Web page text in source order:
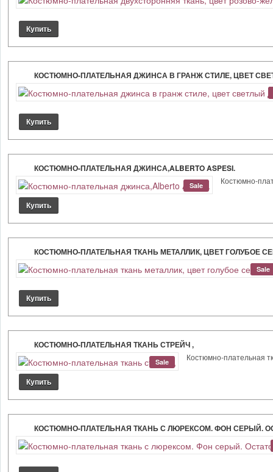
КОСТЮМНО-ПЛАТЕЛЬНАЯ ДЖИНСА В ГРАНЖ СТИЛЕ, ЦВЕТ
КОСТЮМНО-ПЛАТЕЛЬНАЯ ДЖИНСА,ALBERTO ASPESI.
Sale Костюмно-
КОСТЮМНО-ПЛАТЕЛЬНАЯ ТКАНЬ МЕТАЛЛИК, ЦВЕТ ГОЛУБОЕ
Sale
КОСТЮМНО-ПЛАТЕЛЬНАЯ ТКАНЬ СТРЕЙЧ ,
Sale Костюмно-плательная
КОСТЮМНО-ПЛАТЕЛЬНАЯ ТКАНЬ С ЛЮРЕКСОМ. ФОН СЕРЫЙ.